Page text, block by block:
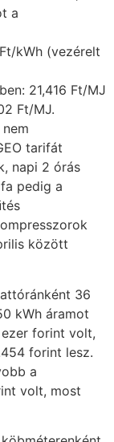
a
kWh (vezérelt
21,416 Ft/MJ
Ft/MJ.
tarifát
napi 2 órás
pedig a
között
36
kWh áramot
forint volt,
forint lesz.
a
volt, most